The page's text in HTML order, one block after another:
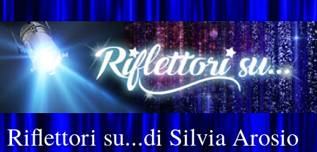
Riflettori su...di Silvia Arosio